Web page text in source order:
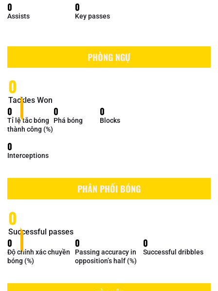
0
Assists
0
Key passes
PHÒNG NGỰ
0
Tackles Won
0
Tỉ lệ tắc bóng
thành công (%)
0
Phá bóng
0
Blocks
0
Interceptions
PHÂN PHỐI BÓNG
0
Successful passes
0
Độ chính xác chuyền
bóng (%)
0
Passing accuracy in
opposition’s half (%)
0
Successful dribbles